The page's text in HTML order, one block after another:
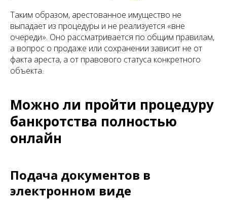
Таким образом, арестованное имущество не
выпадает из процедуры и не реализуется «вне
очереди». Оно рассматривается по общим правилам,
а вопрос о продаже или сохранении зависит не от
факта ареста, а от правового статуса конкретного
объекта.
Можно ли пройти процедуру
банкротства полностью
онлайн
Подача документов в
электронном виде